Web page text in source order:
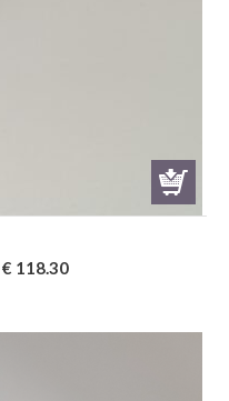
Original
€ 118.30Current